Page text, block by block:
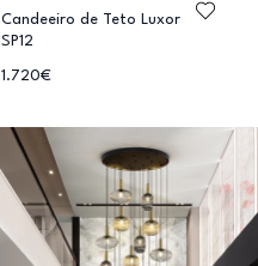
Candeeiro de Teto Luxor
SP12
1.720€